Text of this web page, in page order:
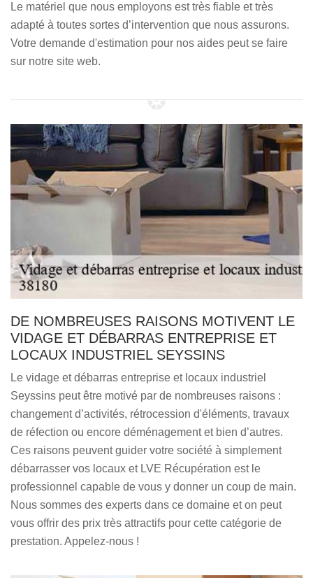
Le matériel que nous employons est très fiable et très
adapté à toutes sortes d’intervention que nous assurons.
Votre demande d'estimation pour nos aides peut se faire
sur notre site web.
DE NOMBREUSES RAISONS MOTIVENT LE
VIDAGE ET DÉBARRAS ENTREPRISE ET
LOCAUX INDUSTRIEL SEYSSINS
Le vidage et débarras entreprise et locaux industriel
Seyssins peut être motivé par de nombreuses raisons :
changement d’activités, rétrocession d'éléments, travaux
de réfection ou encore déménagement et bien d’autres.
Ces raisons peuvent guider votre société à simplement
débarrasser vos locaux et LVE Récupération est le
professionnel capable de vous y donner un coup de main.
Nous sommes des experts dans ce domaine et on peut
vous offrir des prix très attractifs pour cette catégorie de
prestation. Appelez-nous !